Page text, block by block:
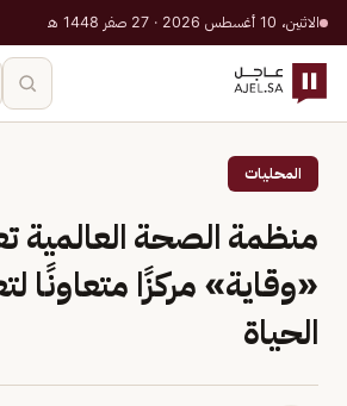
الاثنين، 10 أغسطس 2026 · 27 صفر 1448 هـ
المحليات
منظمة الصحة العالمية
«وقاية» مركزًا متعاونًا
الحياة